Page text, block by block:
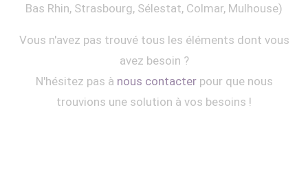
Bas Rhin, Strasbourg, Sélestat, Colmar, Mulhouse)
Vous n'avez pas trouvé tous les éléments dont vous
avez besoin ?
N'hésitez pas à nous contacterpour que nous
trouvions une solution à vos besoins !